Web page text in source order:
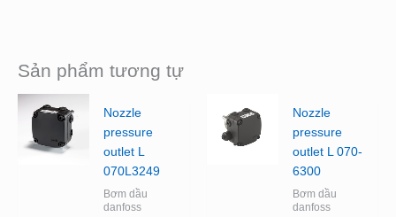
Sản phẩm tương tự
Nozzle
pressure
outlet L
070L3249
Bơm dầu
danfoss
Nozzle
pressure
outlet L 070-
6300
Bơm dầu
danfoss